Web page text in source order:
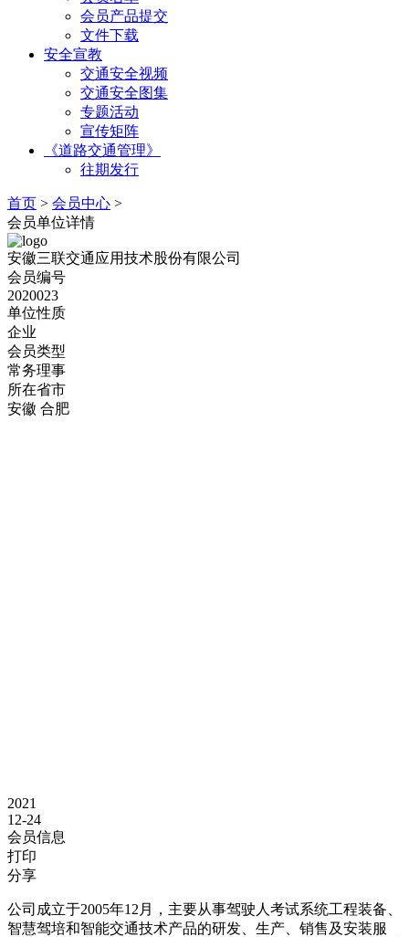
会员产品提交
文件下载
安全宣教
交通安全视频
交通安全图集
专题活动
宣传矩阵
《道路交通管理》
往期发行
首页 > 会员中心 >
会员单位详情
安徽三联交通应用技术股份有限公司
会员编号
2020023
单位性质
企业
会员类型
常务理事
所在省市
安徽 合肥
2021
12-24
会员信息
打印
分享
公司成立于2005年12月，主要从事驾驶人考试系统工程装备、
智慧驾培和智能交通技术产品的研发、生产、销售及安装服